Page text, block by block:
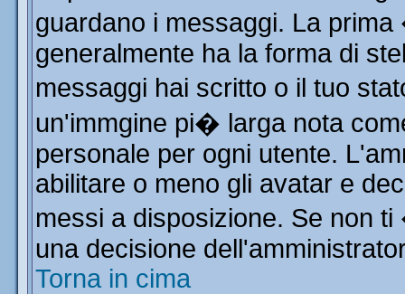
guardano i messaggi. La
generalmente ha la forma di
messaggi hai scritto o il tuo
un'immgine pi� larga nota
personale per ogni utente.
abilitare o meno gli avatar e
messi a disposizione. Se non
una decisione
Torna in cima